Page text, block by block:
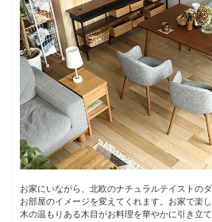
お家にいながら、北欧のナチュラルテイストの
お部屋のイメージを変えてくれます。お家で楽
木の温もりある木目がお料理を華やかに引き立